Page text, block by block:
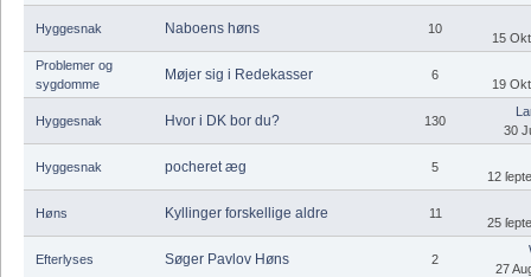
Hyggesnak Naboens høns 10
15
Problemer og
sygdomme
Møjer sig i Redekasser 6
19
Hyggesnak Hvor i DK bor du? 130
30
Hyggesnak pocheret æg 5
12
Høns Kyllinger forskellige aldre 11
25
Efterlyses Søger Pavlov Høns 2
27